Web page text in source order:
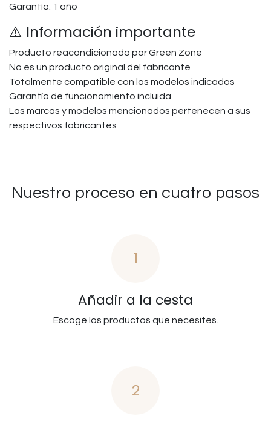
Garantía: 1 año
⚠️ Información importante
Producto reacondicionado por Green Zone
No es un producto original del fabricante
Totalmente compatible con los modelos indicados
Garantía de funcionamiento incluida
Las marcas y modelos mencionados pertenecen a sus
respectivos fabricantes
Nuestro proceso en cuatro pasos
1
Añadir a la cesta
Escoge los productos que necesites.
2